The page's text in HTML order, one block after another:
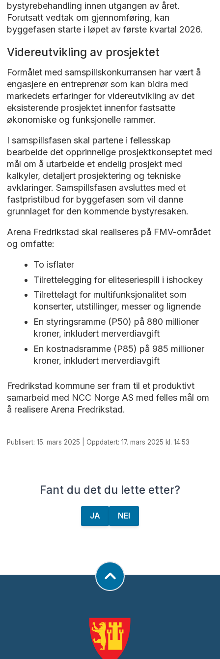
bystyrebehandling innen utgangen av året.
Forutsatt vedtak om gjennomføring, kan
byggefasen starte i løpet av første kvartal 2026.
Videreutvikling av prosjektet
Formålet med samspillskonkurransen har vært å
engasjere en entreprenør som kan bidra med
markedets erfaringer for videreutvikling av det
eksisterende prosjektet innenfor fastsatte
økonomiske og funksjonelle rammer.
I samspillsfasen skal partene i fellesskap
bearbeide det opprinnelige prosjektkonseptet med
mål om å utarbeide et endelig prosjekt med
kalkyler, detaljert prosjektering og tekniske
avklaringer. Samspillsfasen avsluttes med et
fastpristilbud for byggefasen som vil danne
grunnlaget for den kommende bystyresaken.
Arena Fredrikstad skal realiseres på FMV-området
og omfatte:
To isflater
Tilrettelegging for eliteseriespill i ishockey
Tilrettelagt for multifunksjonalitet som
konserter, utstillinger, messer og lignende
En styringsramme (P50) på 880 millioner
kroner, inkludert merverdiavgift
En kostnadsramme (P85) på 985 millioner
kroner, inkludert merverdiavgift
Fredrikstad kommune ser fram til et produktivt
samarbeid med NCC Norge AS med felles mål om
å realisere Arena Fredrikstad.
Publisert: 15. mars 2025 | Oppdatert: 17. mars 2025 kl. 14:53
Fant du det du lette etter?
JA NEI